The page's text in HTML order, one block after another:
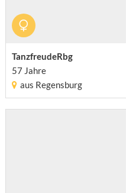
TanzfreudeRbg
57 Jahre
aus Regensburg